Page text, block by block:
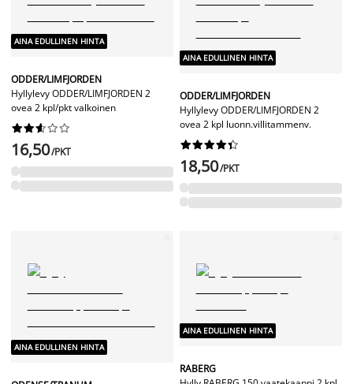
AINA EDULLINEN HINTA
ODDER/LIMFJORDEN
Hyllylevy ODDER/LIMFJORDEN 2
ovea 2 kpl/pkt valkoinen






16,50/PKT
AINA EDULLINEN HINTA
ODDER/LIMFJORDEN
Hyllylevy ODDER/LIMFJORDEN 2
ovea 2 kpl luonn.villitammenv.






18,50/PKT
AINA EDULLINEN HINTA
AINA EDULLINEN HINTA
RABERG